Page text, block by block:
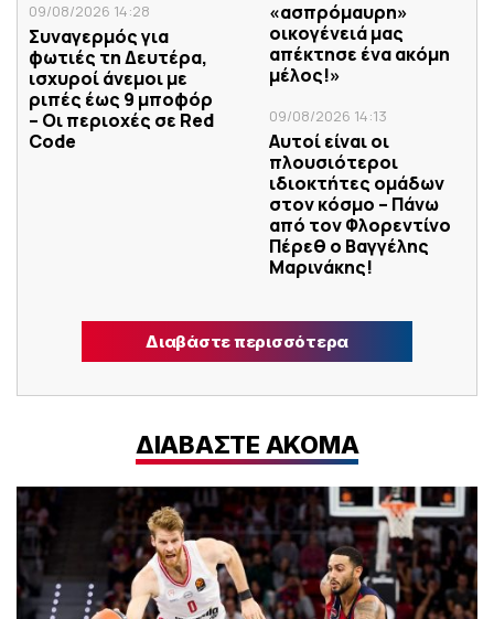
09/08/2026 14:28
Συναγερμός για
φωτιές τη Δευτέρα,
ισχυροί άνεμοι με
ριπές έως 9 μποφόρ
– Οι περιοχές σε Red
Code
«ασπρόμαυρη»
οικογένειά μας
απέκτησε ένα ακόμη
μέλος!»
09/08/2026 14:13
Αυτοί είναι οι
πλουσιότεροι
ιδιοκτήτες ομάδων
στον κόσμο – Πάνω
από τον Φλορεντίνο
Πέρεθ ο Βαγγέλης
Μαρινάκης!
Διαβάστε περισσότερα
ΔΙΑΒΑΣΤΕ ΑΚΟΜΑ